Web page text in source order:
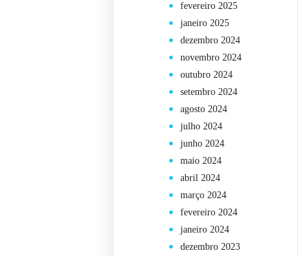
fevereiro 2025
janeiro 2025
dezembro 2024
novembro 2024
outubro 2024
setembro 2024
agosto 2024
julho 2024
junho 2024
maio 2024
abril 2024
março 2024
fevereiro 2024
janeiro 2024
dezembro 2023